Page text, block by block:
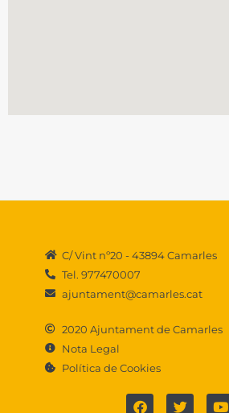
C/ Vint nº20 - 43894 Camarles
Tel. 977470007
ajuntament@camarles.cat
2020 Ajuntament de Camarles
Nota Legal
Política de Cookies
F
a
T
w
Y
o